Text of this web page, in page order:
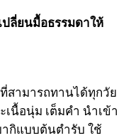
ลี่ยนมื้อธรรมดาให้
สามารถทานได้ทุกวัย
นื้อนุ่ม เต็มคำ นำเข้า
กิแบบต้นตำรับ ใช้